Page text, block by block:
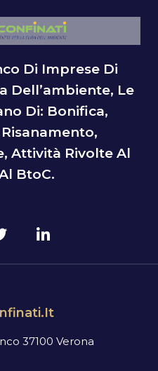
Di Imprese Di
Dell’ambiente, Le
Di: Bonifica,
Attività Rivolte Al
BtoC.
37100 Verona